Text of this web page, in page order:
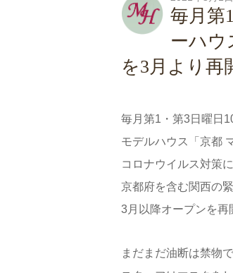
毎月第
ーハウ
を3月より再
毎月第1・第3日曜日
モデルハウス「京都
コロナウイルス対策
京都府を含む関西の
3月以降オープンを再
まだまだ油断は禁物